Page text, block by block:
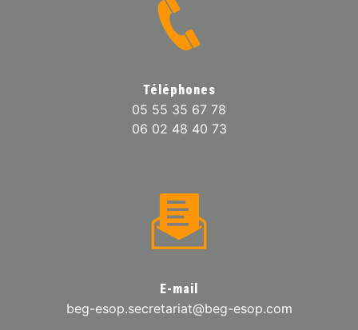
Téléphones
05 55 35 67 78
06 02 48 40 73
E-mail
beg-esop.secretariat@beg-esop.com